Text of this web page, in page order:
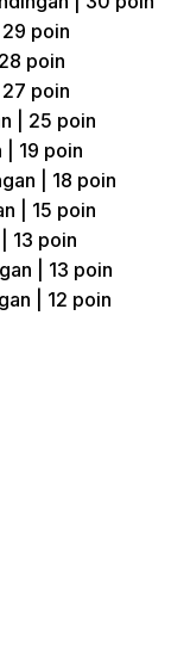
poin
poin
poin
| 25 poin
| 19 poin
| 18 poin
| 15 poin
13 poin
| 13 poin
| 12 poin